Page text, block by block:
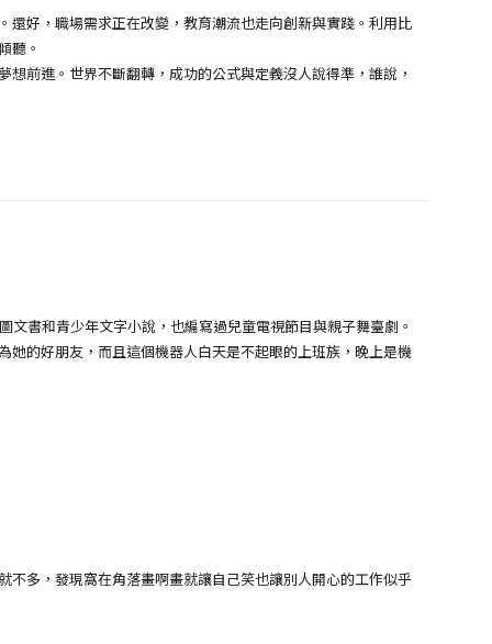
好，職場需求正在改變，教育潮流也走向創新與實踐。利用比
聽。
進。世界不斷翻轉，成功的公式與定義沒人說得準，誰說，
書和青少年文字小說，也編寫過兒童電視節目與親子舞臺劇。
的好朋友，而且這個機器人白天是不起眼的上班族，晚上是機
多，發現窩在角落畫啊畫就讓自己笑也讓別人開心的工作似乎